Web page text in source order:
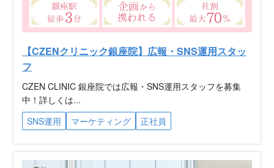
【CZENクリニック銀座院】広報・SNS運用スタッ
フ
CZEN CLINIC 銀座院では広報・SNS運用スタッフを募集
中！詳しくは...
SNS運用
マーケティング 正社員